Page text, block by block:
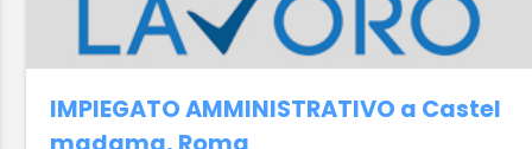
IMPIEGATO AMMINISTRATIVO a Castel